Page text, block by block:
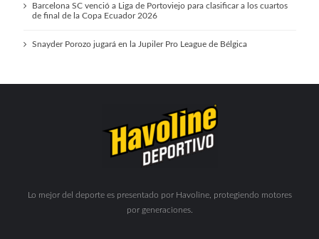
Barcelona SC venció a Liga de Portoviejo para clasificar a los cuartos
de final de la Copa Ecuador 2026
Snayder Porozo jugará en la Jupiler Pro League de Bélgica
Lo mejor del deporte es presentado por Havoline, protegiendo motores
por generaciones.